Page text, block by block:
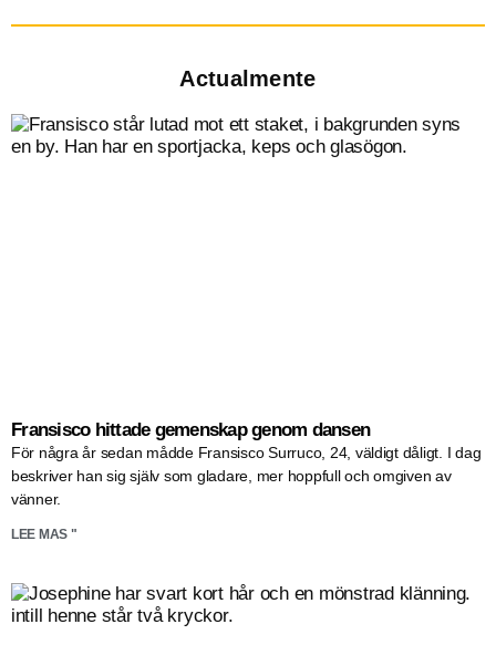
Actualmente
Fransisco hittade gemenskap genom dansen
För några år sedan mådde Fransisco Surruco, 24, väldigt dåligt. I dag
beskriver han sig själv som gladare, mer hoppfull och omgiven av
vänner.
LEE MAS "